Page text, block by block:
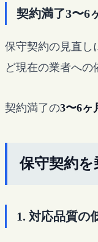
契約満了3〜6
保守契約の見直し
ど現在の業者への
契約満了の3〜6ヶ
保守契約
1. 対応品質の